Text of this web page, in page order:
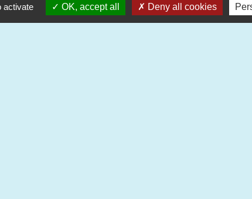
d’information proposés. Ces adresses électroniques
activate OK, accept all Deny all cookies